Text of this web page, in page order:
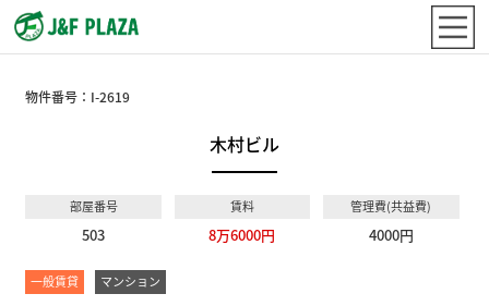
物件番号： I-2619
木村ビル
部屋番号
503
賃料
8万6000円
管理費(共益費)
4000円
一般賃貸 マンション